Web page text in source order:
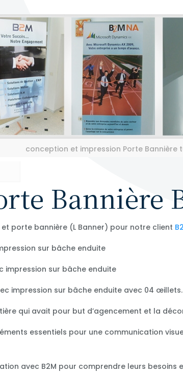
conception et impression Porte Bannière
Bannière
porte bannière (L Banner) pour notre client
sur bâche enduite
impression sur bâche enduite
impression sur bâche enduite avec 04 œillets.
qui avait pour but d’agencement et la
essentiels pour une communication
avec B2M pour comprendre leurs